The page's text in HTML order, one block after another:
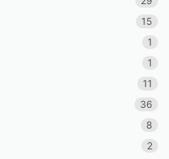
15
1
1
11
36
8
2